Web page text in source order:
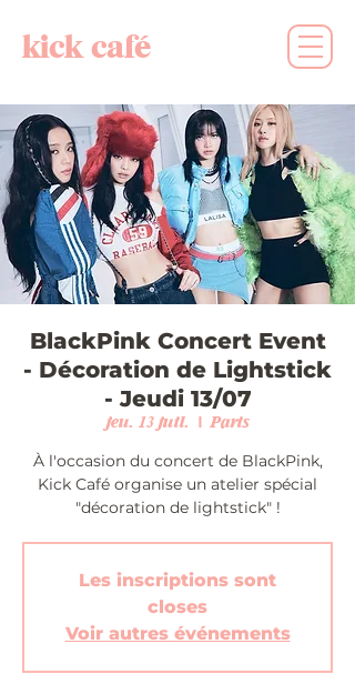
kick café
BlackPink Concert Event
- Décoration de Lightstick
- Jeudi 13/07
jeu. 13 juil.
  |
Paris
À l'occasion du concert de BlackPink,
Kick Café organise un atelier spécial
"décoration de lightstick" !
Les inscriptions sont
closes
Voir autres événements